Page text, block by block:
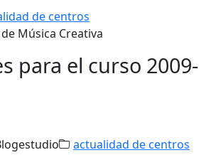
de centros
Música Creativa
para el curso 2009-
actualidad de centros